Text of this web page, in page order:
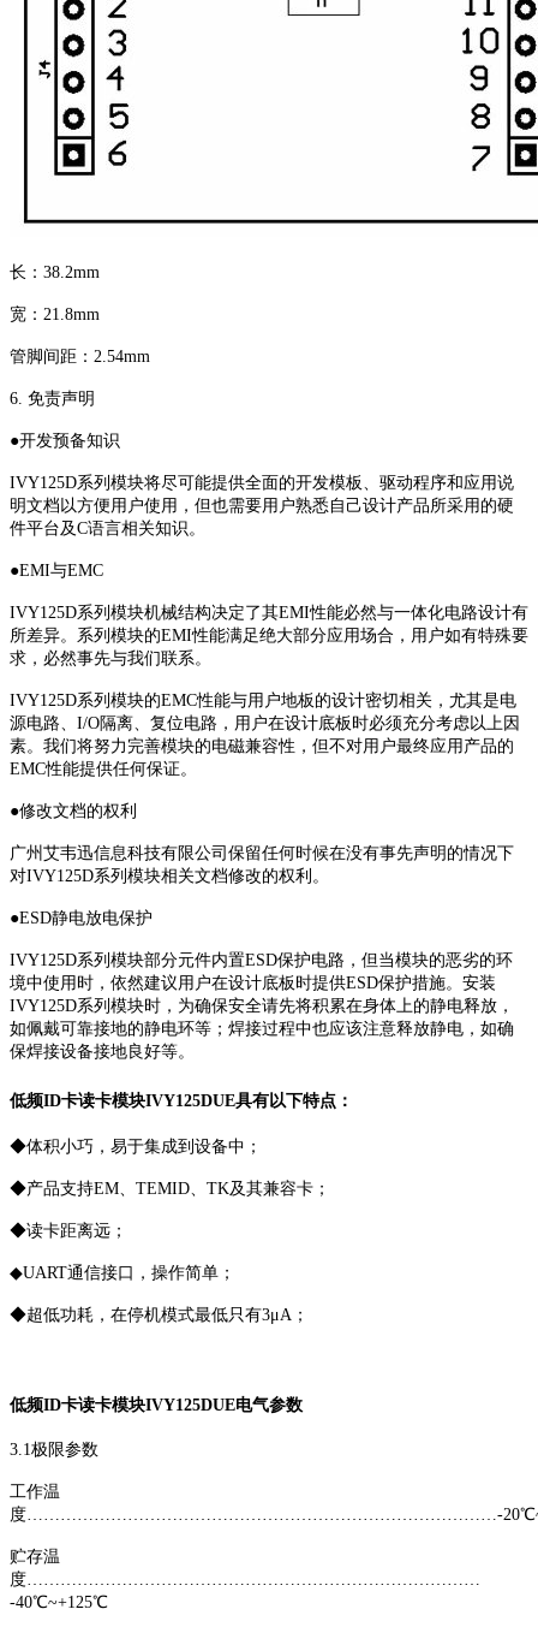
长：38.2mm
宽：21.8mm
管脚间距：2.54mm
6. 免责声明
●开发预备知识
IVY125D系列模块将尽可能提供全面的开发模板、驱动程序和应用说
明文档以方便用户使用，但也需要用户熟悉自己设计产品所采用的硬
件平台及C语言相关知识。
●EMI与EMC
IVY125D系列模块机械结构决定了其EMI性能必然与一体化电路设计有
所差异。系列模块的EMI性能满足绝大部分应用场合，用户如有特殊要
求，必然事先与我们联系。
IVY125D系列模块的EMC性能与用户地板的设计密切相关，尤其是电
源电路、I/O隔离、复位电路，用户在设计底板时必须充分考虑以上因
素。我们将努力完善模块的电磁兼容性，但不对用户最终应用产品的
EMC性能提供任何保证。
●修改文档的权利
广州艾韦迅信息科技有限公司保留任何时候在没有事先声明的情况下
对IVY125D系列模块相关文档修改的权利。
●ESD静电放电保护
IVY125D系列模块部分元件内置ESD保护电路，但当模块的恶劣的环
境中使用时，依然建议用户在设计底板时提供ESD保护措施。安装
IVY125D系列模块时，为确保安全请先将积累在身体上的静电释放，
如佩戴可靠接地的静电环等；焊接过程中也应该注意释放静电，如确
保焊接设备接地良好等。
低频ID卡读卡模块IVY125DUE具有以下特点：
◆体积小巧，易于集成到设备中；
◆产品支持EM、TEMID、TK及其兼容卡；
◆读卡距离远；
◆UART通信接口，操作简单；
◆超低功耗，在停机模式最低只有3μA；
低频ID卡读卡模块IVY125DUE电气参数
3.1极限参数
工作温
度…………………………………………………………………………-
贮存温
度………………………………………………………………………
-40℃~+125℃